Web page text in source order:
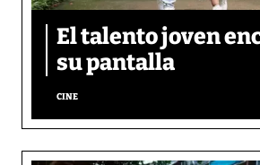
El talento joven
su pantalla​
CINE